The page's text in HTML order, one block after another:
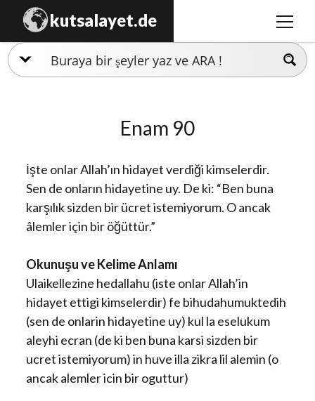
kutsalayet.de
menüyü
İslamiyet
Ezidilik
Hinduizm
Enam 90
İşte onlar Allah’ın hidayet verdiği kimselerdir.
Sen de onların hidayetine uy. De ki: “Ben buna
karşılık sizden bir ücret istemiyorum. O ancak
âlemler için bir öğüttür.”
Okunuşu ve Kelime Anlamı
Ulaikellezine hedallahu (iste onlar Allah’in
hidayet ettigi kimselerdir) fe bihudahumuktedih
(sen de onlarin hidayetine uy) kul la eselukum
aleyhi ecran (de ki ben buna karsi sizden bir
ucret istemiyorum) in huve illa zikra lil alemin (o
ancak alemler icin bir oguttur)